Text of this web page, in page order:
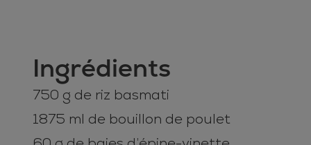
Ingrédients
750 g de riz basmati
1875 ml de bouillon de poulet